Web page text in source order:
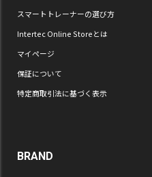
スマートトレーナーの選び方
Intertec Online Storeとは
マイページ
保証について
特定商取引法に基づく表示
BRAND